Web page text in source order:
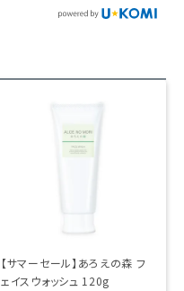
【サマーセール】あろえの森 フ
ェイスウォッシュ 120g